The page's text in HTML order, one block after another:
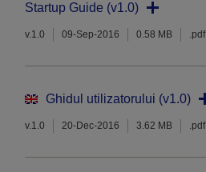
Startup Guide (v1.0)
v.1.0 09-Sep-2016 0.58 MB .pdf
Ghidul utilizatorului (v1.0)
v.1.0 20-Dec-2016 3.62 MB .pdf